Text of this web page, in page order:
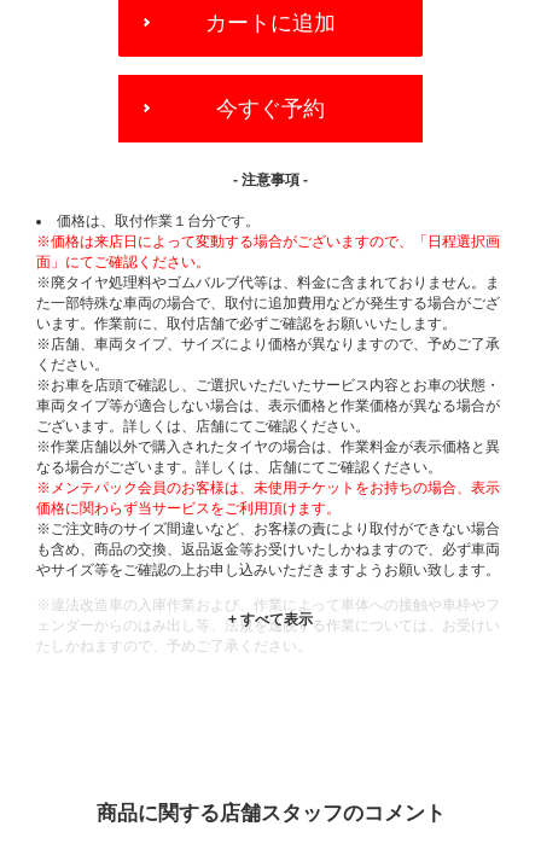
OPTIONS
カートに追加
今すぐ予約
- 注意事項 -
価格は、取付作業１台分です。
※価格は来店日によって変動する場合がございますので、「日程選択画
面」にてご確認ください。
※廃タイヤ処理料やゴムバルブ代等は、料金に含まれておりません。ま
た一部特殊な車両の場合で、取付に追加費用などが発生する場合がござ
います。作業前に、取付店舗で必ずご確認をお願いいたします。
※店舗、車両タイプ、サイズにより価格が異なりますので、予めご了承
ください。
※お車を店頭で確認し、ご選択いただいたサービス内容とお車の状態・
車両タイプ等が適合しない場合は、表示価格と作業価格が異なる場合が
ございます。詳しくは、店舗にてご確認ください。
※作業店舗以外で購入されたタイヤの場合は、作業料金が表示価格と異
なる場合がございます。詳しくは、店舗にてご確認ください。
※メンテパック会員のお客様は、未使用チケットをお持ちの場合、表示
価格に関わらず当サービスをご利用頂けます。
※ご注文時のサイズ間違いなど、お客様の責により取付ができない場合
も含め、商品の交換、返品返金等お受けいたしかねますので、必ず車両
やサイズ等をご確認の上お申し込みいただきますようお願い致します。
※違法改造車の入庫作業および、作業によって車体への接触や車枠やフ
ェンダーからのはみ出し等、法規を逸脱する作業については、お受けい
たしかねますので、予めご了承ください。
商品に関する店舗スタッフのコメント